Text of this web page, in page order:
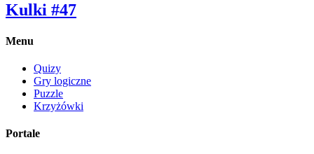
Kulki #47
Menu
Quizy
Gry logiczne
Puzzle
Krzyżówki
Portale